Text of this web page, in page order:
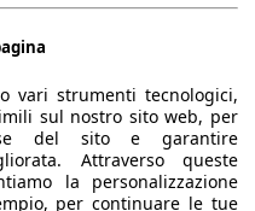
auto europeo.
vari strumenti tecnologici,
sul nostro sito web, per
del sito e garantire
Attraverso queste
la personalizzazione
per continuare le tue